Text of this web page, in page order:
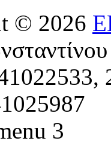
© 2026
3